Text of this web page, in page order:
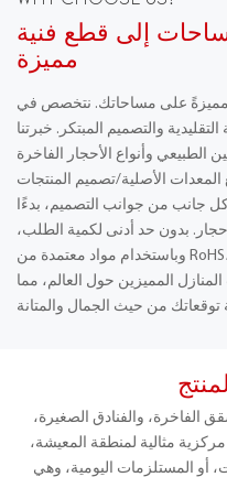
إلى قطع فنية
مميزة
مميزةً على مساحاتك. نتخصص في
والتصميم المبتكر. خبرتنا
الطبيعي وأنواع الأحجار الفاخرة
الأصلية/تصميم المنتجات
جانب من جوانب التصميم، بدءًا
بدون حد أدنى لكمية الطلب،
وباستخدام مواد معتمدة من RoHS، نوفر حلولًا مرنة وعالية الجودة
المميزين حول العالم، مما
الفاخرة، والفنادق الصغيرة،
مثالية لمنطقة المعيشة،
أو المستلزمات اليومية، وهي